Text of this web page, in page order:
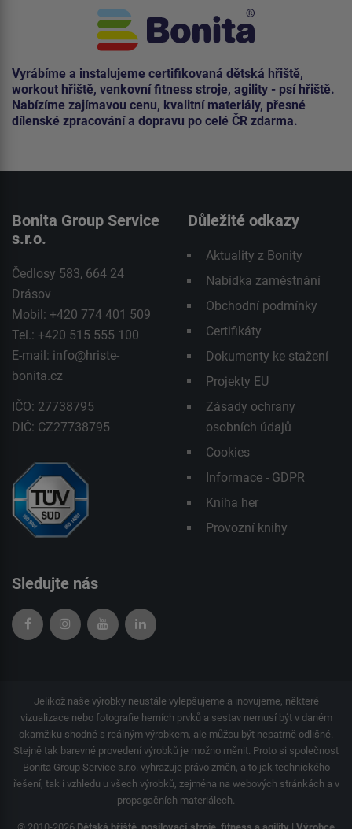
Vyrábíme a instalujeme certifikovaná dětská hřiště,
workout hřiště, venkovní fitness stroje, agility - psí hřiště.
Nabízíme zajímavou cenu, kvalitní materiály, přesné
dílenské zpracování a dopravu po celé ČR zdarma.
Bonita Group Service
s.r.o.
Čedlosy 583, 664 24
Drásov
Mobil: +420 774 401 509
Tel.: +420 515 555 100
E-mail: info@hriste-
bonita.cz
IČO: 27738795
DIČ: CZ27738795
Důležité odkazy
Aktuality z Bonity
Nabídka zaměstnání
Obchodní podmínky
Certifikáty
Dokumenty ke stažení
Projekty EU
Zásady ochrany
osobních údajů
Cookies
Informace - GDPR
Kniha her
Provozní knihy
Sledujte nás
Jelikož naše výrobky neustále vylepšujeme a inovujeme, některé
vizualizace nebo fotografie herních prvků a sestav nemusí být v daném
okamžiku shodné s reálným výrobkem, ale můžou být nepatrně odlišné.
Stejně tak barevné provedení výrobků je možno měnit. Proto si společnost
Bonita Group Service s.r.o. vyhrazuje právo změn, a to jak technického
řešení, tak i vzhledu u všech výrobků, zejména na webových stránkách a v
propagačních materiálech.